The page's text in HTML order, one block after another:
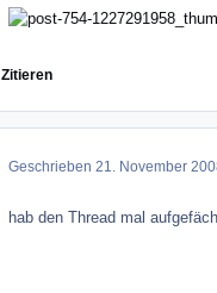
Zitieren
Geschrieben 21. November
hab den Thread mal